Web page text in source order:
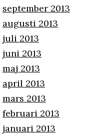
september 2013
augusti 2013
juli 2013
juni 2013
maj 2013
april 2013
mars 2013
februari 2013
januari 2013